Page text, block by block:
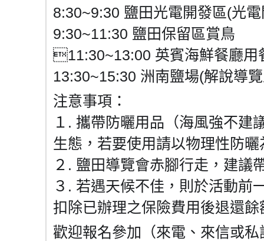
8:30~9:30 鹽田光電開發區(光
9:30~11:30 鹽田保留區賞鳥
11:30~13:00 英賓海鮮餐廳用
13:30~15:30 洲南鹽場(解說導
注意事項：
１. 攜帶防曬用品（海風強不建
生態，若要使用請以物理性防曬
２. 鹽田導覽會赤腳行走，建議
３. 若遇天候不佳，則於活動前
扣除已辦理之保險費用後退還餘
歡迎報名參加（來電、來信或